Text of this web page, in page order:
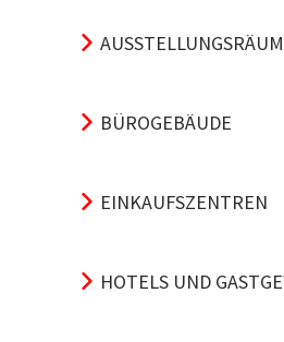
BÜROGEBÄUDE
EINKAUFSZENTREN
HOTELS UND